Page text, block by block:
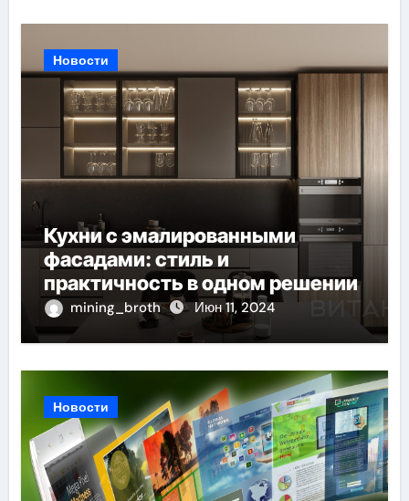
Новости
Кухни с эмалированными
фасадами: стиль и
практичность в одном решении
mining_broth Июн 11, 2024
Новости